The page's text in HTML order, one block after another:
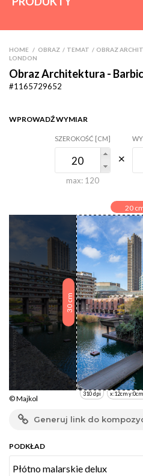
HOME OBRAZ >TEMAT >OBRAZ
LONDON
Obraz Architektura -
#1165729652
20
30
cm
x:12cm
310 dpi
© Majkol
Generuj link do
WPROWADŹ WYMIAR
SZEROKOŚĆ [CM]
max: 120
PODKŁAD